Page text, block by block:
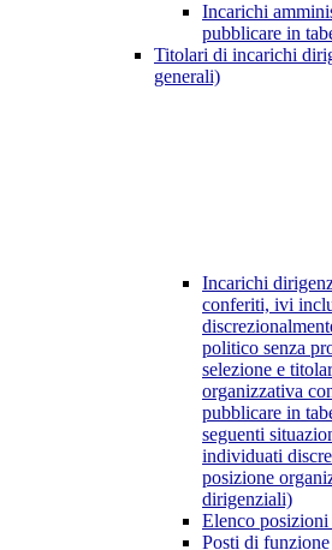
Incarichi
pubblicare in
Titolari di incarichi
generali)
Incarichi
conferiti, ivi
politico senza
selezione e
organizzativa
pubblicare in
seguenti
individuati
posizione
dirigenziali)
Elenco
Posti di